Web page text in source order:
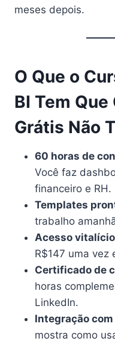
meses depois.
O Que o
BI Tem
Grátis Não
60 horas de
Você faz
financeiro e RH.
Templates
trabalho
Acesso vitalício
R$147 uma vez
Certificado de
horas
LinkedIn.
Integração
mostra como